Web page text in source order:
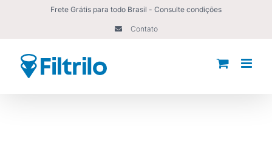
conteúdo
Frete Grátis para todo Brasil - Consulte condições
Contato